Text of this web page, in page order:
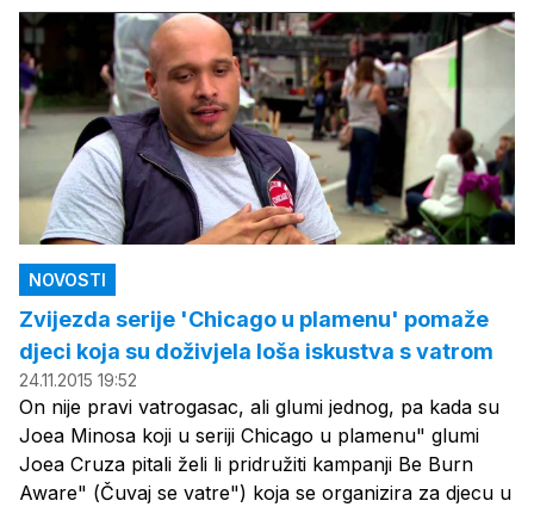
NOVOSTI
Zvijezda serije 'Chicago u plamenu' pomaže
djeci koja su doživjela loša iskustva s vatrom
24.11.2015 19:52
On nije pravi vatrogasac, ali glumi jednog, pa kada su
Joea Minosa koji u seriji Chicago u plamenu" glumi
Joea Cruza pitali želi li pridružiti kampanji Be Burn
Aware" (Čuvaj se vatre") koja se organizira za djecu u